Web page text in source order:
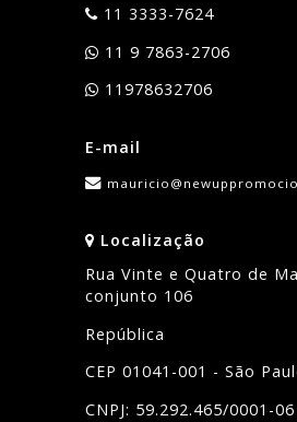
11 3333-7624
11 9 7863-2706
11978632706
E-mail
Localização
Rua Vinte e Quatro de
conjunto 106
República
CEP 01041-001 - São
CNPJ: 59.292.465/0001-06